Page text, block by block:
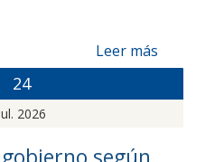
Leer más
24
2026